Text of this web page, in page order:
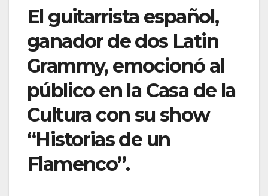
El guitarrista español,
ganador de dos Latin
Grammy, emocionó al
público en la Casa de la
Cultura con su show
“Historias de un
Flamenco”.